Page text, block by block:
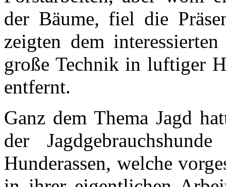
der Bäume, fiel die
zeigten dem
große Technik in luftiger
entfernt.
Ganz dem Thema Jagd
der
Hunderassen, welche